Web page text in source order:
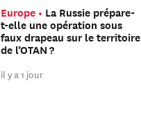
Europe
La Russie prépare-
t-elle une opération sous
faux drapeau sur le territoire
de l’OTAN ?
il y a 1 jour